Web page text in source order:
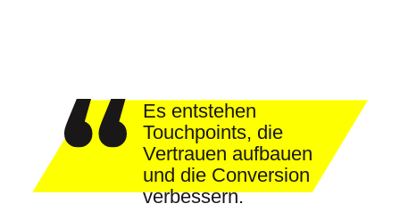
Es entstehen
Touchpoints, die
Vertrauen aufbauen
und die Conversion
verbessern.